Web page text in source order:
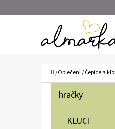
Domů
/Oblečení/Čepice a
Přeskočit
kategorie
K
T
hračky
KLUCI